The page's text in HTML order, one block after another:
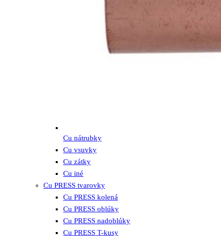
Cu nátrubky
Cu vsuvky
Cu zátky
Cu iné
Cu PRESS tvarovky
Cu PRESS kolená
Cu PRESS oblúky
Cu PRESS nadoblúky
Cu PRESS T-kusy